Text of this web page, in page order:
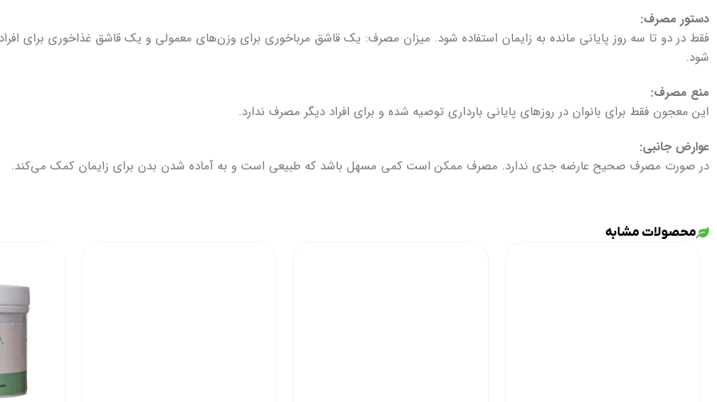
دستور مصرف:
فقط در دو تا سه روز پایانی مانده به زایمان استفاده شود. میزان مصرف: یک قاشق مرباخوری برای وزن‌های معمولی و یک قاشق غذاخوری برای
شود.
منع مصرف:
این معجون فقط برای بانوان در روزهای پایانی بارداری توصیه شده و برای افراد دیگر مصرف ندارد.
عوارض جانبی:
در صورت مصرف صحیح عارضه جدی ندارد. مصرف ممکن است کمی مسهل باشد که طبیعی است و به آماده شدن بدن برای زایمان کمک می‌کند.
محصولات مشابه